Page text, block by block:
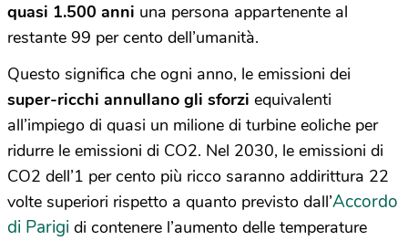
quasi 1.500 anni una persona appartenente al
restante 99 per cento dell’umanità.
Questo significa che ogni anno, le emissioni dei
super-ricchi annullano gli sforzi equivalenti
all’impiego di quasi un milione di turbine eoliche per
ridurre le emissioni di CO2. Nel 2030, le emissioni di
CO2 dell’1 per cento più ricco saranno addirittura 22
volte superiori rispetto a quanto previsto dall’Accordo
di Parigi di contenere l’aumento delle temperature